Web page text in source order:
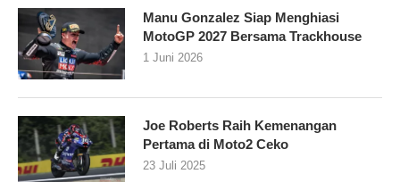
Manu Gonzalez Siap Menghiasi
MotoGP 2027 Bersama Trackhouse
1 Juni 2026
Joe Roberts Raih Kemenangan
Pertama di Moto2 Ceko
23 Juli 2025